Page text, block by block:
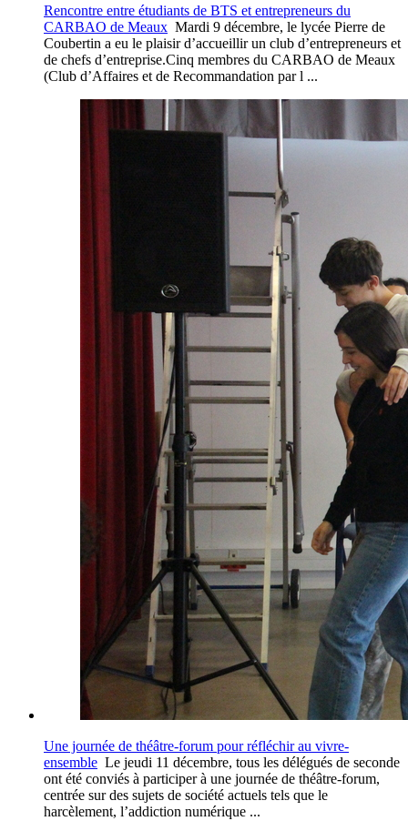
Rencontre entre étudiants de BTS et entrepreneurs du
CARBAO de Meaux Mardi 9 décembre, le lycée Pierre de
Coubertin a eu le plaisir d’accueillir un club d’entrepreneurs et
de chefs d’entreprise.Cinq membres du CARBAO de Meaux
(Club d’Affaires et de Recommandation par l ...
Une journée de théâtre-forum pour réfléchir au vivre-
ensemble Le jeudi 11 décembre, tous les délégués de seconde
ont été conviés à participer à une journée de théâtre-forum,
centrée sur des sujets de société actuels tels que le
harcèlement, l’addiction numérique ...